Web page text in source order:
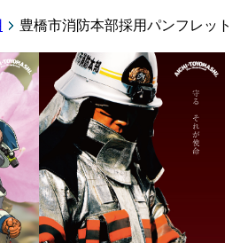
豊橋市消防本部採用パンフレット